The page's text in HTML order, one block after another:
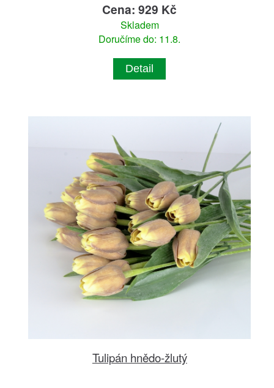
Cena: 929 Kč
Skladem
Doručíme do: 11.8.
Detail
Tulipán hnědo-žlutý